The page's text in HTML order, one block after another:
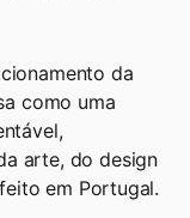
da
como uma
arte, do design
em Portugal.